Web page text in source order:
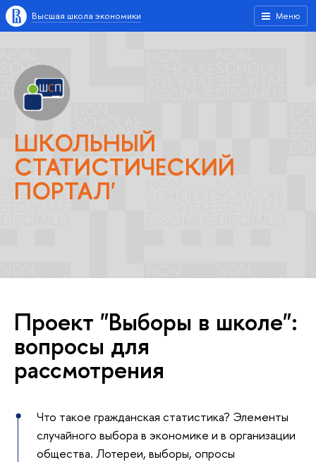
Меню
Высшая школа экономики
ШКОЛЬНЫЙ
СТАТИСТИЧЕСКИЙ
ПОРТАЛ'
Проект "Выборы в школе":
вопросы для
рассмотрения
Что такое гражданская статистика? Элементы
случайного выбора в экономике и в организации
общества. Лотереи, выборы, опросы